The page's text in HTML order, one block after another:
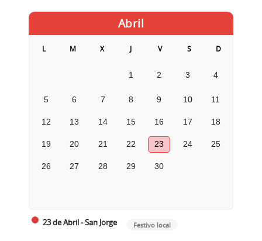
Abril
L M X J V S D
1 2 3 4
5 6 7 8 9 10 11
12 13 14 15 16 17 18
19 20 21 22 23 24 25
26 27 28 29 30
23 de Abril - San Jorge Festivo local